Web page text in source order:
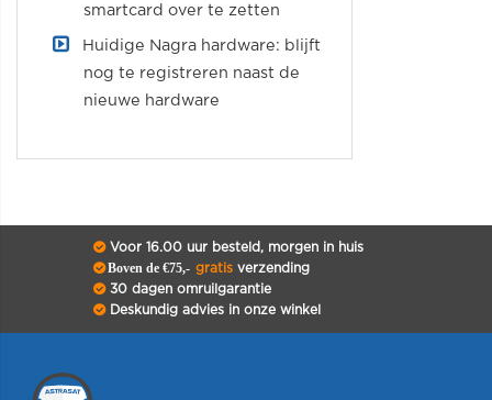
smartcard over te zetten
Huidige Nagra hardware: blijft
nog te registreren naast de
nieuwe hardware
Voor 16.00 uur besteld, morgen in huis
Boven de €75,- gratisverzending
30 dagen omruilgarantie
Deskundig advies in onze winkel